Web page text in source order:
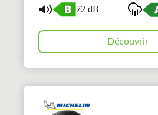
72 dB
Découvrir